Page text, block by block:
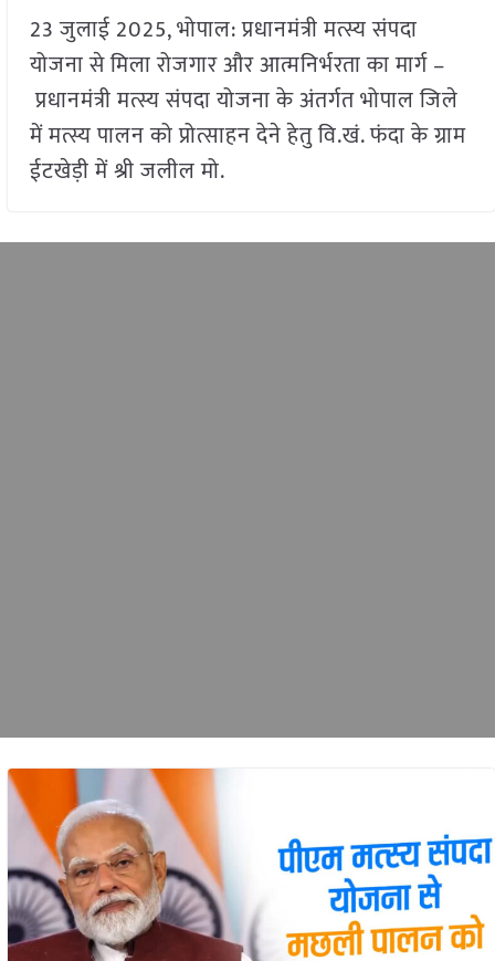
23 जुलाई 2025, भोपाल: प्रधानमंत्री मत्स्य संपदा
योजना से मिला रोजगार और आत्मनिर्भरता का मार्ग –
प्रधानमंत्री मत्स्य संपदा योजना के अंतर्गत भोपाल जिले
में मत्स्य पालन को प्रोत्साहन देने हेतु वि.खं. फंदा के ग्राम
ईटखेड़ी में श्री जलील मो.